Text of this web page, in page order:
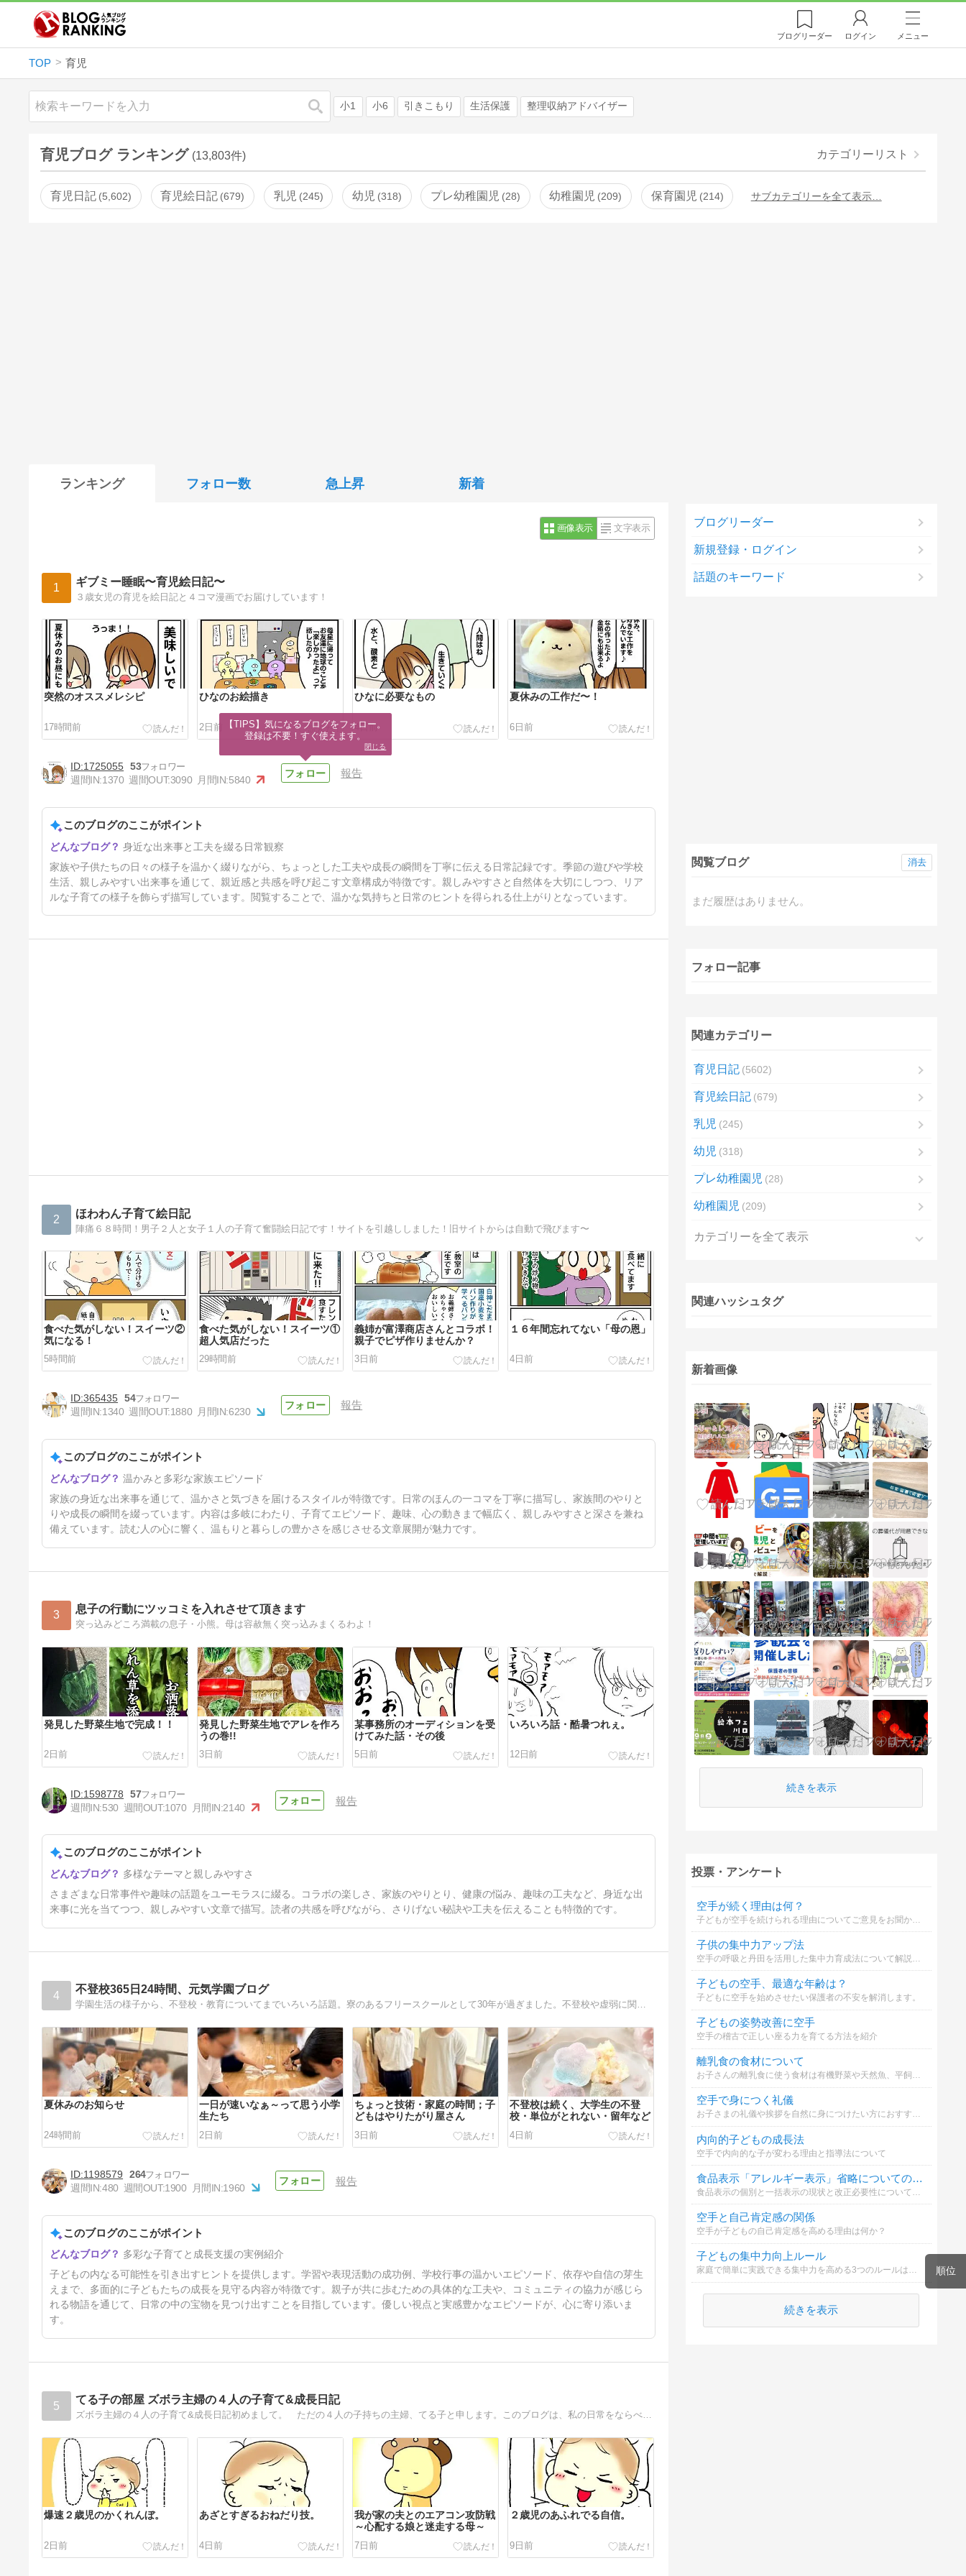
順位
ブログリーダー ログイン メニュー
TOP 育児
検索 小1 小6 引きこもり 生活保護 整理収納アドバイザー
育児ブログ ランキング (13,803件) カテゴリーリスト
育児日記 5,602 育児絵日記 679 乳児 245 幼児 318 プレ幼稚園児 28 幼稚園児 209 保育園児 214 サブカテゴリーを全て表示…
ランキング フォロー数 急上昇 新着
画像表示 文字表示
1 ギブミー睡眠〜育児絵日記〜
３歳女児の育児を絵日記と４コマ漫画でお届けしています！
突然のオススメレシピ
17時間前
ひなのお絵描き
2日前
ひなに必要なもの
4日前
夏休みの工作だ〜！
6日前
夏休みの日常
9日前
1725055 53
週間IN:1370 週間OUT:3090 月間IN:5840
報告
このブログのここがポイント
身近な出来事と工夫を綴る日常観察
家族や子供たちの日々の様子を温かく綴りながら、ちょっとした工夫や成長の瞬間を丁寧に伝える日常記録です。季節の遊びや学校
生活、親しみやすい出来事を通じて、親近感と共感を呼び起こす文章構成が特徴です。親しみやすさと自然体を大切にしつつ、リア
ルな子育ての様子を飾らず描写しています。閲覧することで、温かな気持ちと日常のヒントを得られる仕上がりとなっています。
2 ほわわん子育て絵日記
陣痛６８時間！男子２人と女子１人の子育て奮闘絵日記です！サイトを引越ししました！旧サイトからは自動で飛びます〜
食べた気がしない！スイーツ②
気になる！
5時間前
食べた気がしない！スイーツ①
超人気店だった
29時間前
義姉が富澤商店さんとコラボ！
親子でピザ作りませんか？
3日前
１６年間忘れてない「母の恩」
4日前
コレで変わった！男同士の約束
6日前
365435 54
週間IN:1340 週間OUT:1880 月間IN:6230
報告
このブログのここがポイント
温かみと多彩な家族エピソード
家族の身近な出来事を通じて、温かさと気づきを届けるスタイルが特徴です。日常のほんの一コマを丁寧に描写し、家族間のやりと
りや成長の瞬間を綴っています。内容は多岐にわたり、子育てエピソード、趣味、心の動きまで幅広く、親しみやすさと深さを兼ね
備えています。読む人の心に響く、温もりと暮らしの豊かさを感じさせる文章展開が魅力です。
3 息子の行動にツッコミを入れさせて頂きます
突っ込みどころ満載の息子・小熊。母は容赦無く突っ込みまくるわよ！
発見した野菜生地で完成！！
2日前
発見した野菜生地でアレを作ろ
うの巻!!
3日前
某事務所のオーディションを受
けてみた話・その後
5日前
いろいろ話・酷暑つれぇ。
12日前
続・フエラムネのコラボまめノ
ート
18日前
1598778
57
週間IN:530 週間OUT:1070 月間IN:2140
報告
このブログのここがポイント
多様なテーマと親しみやすさ
さまざまな日常事件や趣味の話題をユーモラスに綴る。コラボの楽しさ、家族のやりとり、健康の悩み、趣味の工夫など、身近な出
来事に光を当てつつ、親しみやすい文章で描写。読者の共感を呼びながら、さりげない秘訣や工夫を伝えることも特徴的です。
4 不登校365日24時間、元気学園ブログ
学園生活の様子から、不登校・教育についてまでいろいろ話題。寮のあるフリースクールとして30年が過ぎました。不登校や虚弱に関する悩みを受けてきました。
夏休みのお知らせ
24時間前
一日が速いなぁ～って思う小学
生たち
2日前
ちょっと技術・家庭の時間；子
どもはやりたがり屋さん
3日前
不登校は続く、大学生の不登
校・単位がとれない・留年など
4日前
スポーツ場で、サッカーにバス
ケットボール
5日前
1198579
264
週間IN:480 週間OUT:1900 月間IN:1960
報告
このブログのここがポイント
多彩な子育てと成長支援の実例紹介
子どもの内なる可能性を引き出すヒントを提供します。学習や表現活動の成功例、学校行事の温かいエピソード、依存や自信の芽生
えまで、多面的に子どもたちの成長を見守る内容が特徴です。親子が共に歩むための具体的な工夫や、コミュニティの協力が感じら
れる物語を通じて、日常の中の宝物を見つけ出すことを目指しています。優しい視点と実感豊かなエピソードが、心に寄り添いま
す。
5 てる子の部屋 ズボラ主婦の４人の子育て&成長日記
ズボラ主婦の４人の子育て&成長日記初めまして。 ただの４人の子持ちの主婦、てる子と申します。このブログは、私の日常をならべています。少しでもクスリッと笑ってもらえたり、「あるある〜！」と思えてもらえたらこれ幸いです。
爆速２歳児のかくれんぼ。
2日前
あざとすぎるおねだり技。
4日前
我が家の夫とのエアコン攻防戦
～心配する娘と迷走する母～
7日前
２歳児のあふれでる自信。
9日前
ブログリーダー
新規登録・ログイン
話題のキーワード
閲覧ブログ
まだ履歴はありません。
消去
フォロー記事
関連カテゴリー
育児日記 5602
育児絵日記 679
乳児 245
幼児 318
プレ幼稚園児 28
幼稚園児 209
カテゴリーを全て表示
関連ハッシュタグ
新着画像
続きを表示
投票・アンケート
空手が続く理由は何？
子供の集中力アップ法
子どもの空手、最適な年齢は？
子どもに空手を始めさせたい保護者の不安を解消します。
子どもの姿勢改善に空手
空手の稽古で正しい座る力を育てる方法を紹介
離乳食の食材について
お子さんの離乳食に使う食材は有機野菜や天然魚、平飼い卵などこだわっていますか？※私はこだわって選んでいるのですがなんせお高い、、、家計を圧迫しています(´;ω;｀)
空手で身につく礼儀
お子さまの礼儀や挨拶を自然に身につけたい方におすすめ。
内向的子どもの成長法
空手で内向的な子が変わる理由と指導法について
食品表示「アレルギー表示」省略についての意見
食品表示の個別と一括表示の現状と改正必要性についてどう思いますか
空手と自己肯定感の関係
空手が子どもの自己肯定感を高める理由は何か？
子どもの集中力向上ルール
家庭で簡単に実践できる集中力を高める3つのルールは何？
続きを表示
【TIPS】気になるブログをフォロー。
登録は不要！すぐ使えます。
閉じる